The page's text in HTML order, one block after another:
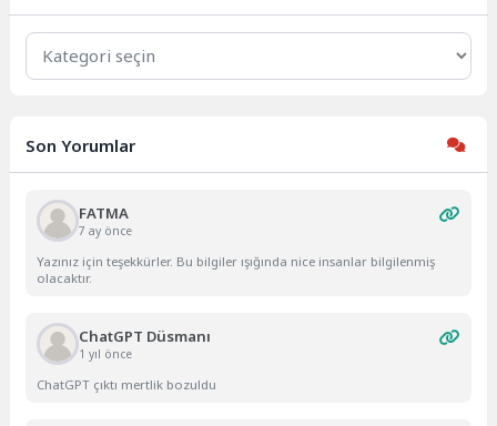
Kategoriler
Son Yorumlar
FATMA
7 ay önce
Yazınız için teşekkürler. Bu bilgiler ışığında nice insanlar bilgilenmiş
olacaktır.
ChatGPT Düsmanı
1 yıl önce
ChatGPT çıktı mertlik bozuldu